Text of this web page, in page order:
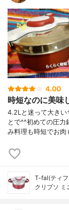
4.00
時短なのに美味
4.2Lと迷って大きい
とで^^初めての圧
み料理も時短でお
T-fal(ティ
クリプソ ミ